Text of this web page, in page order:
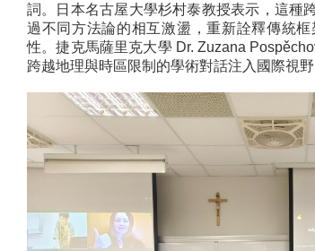
詞。日本名古屋大學杉村泰教授表示，這種
過不同方法論的相互激盪，重新詮釋傳統
性。捷克馬薩里克大學 Dr. Zuzana
跨越地理與時區限制的學術對話注入國際視